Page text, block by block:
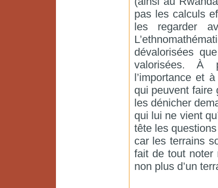
pas les calculs
les regarder
dévalorisées
valorisées. À
l’importance et
qui peuvent faire
les dénicher
qui lui ne vient
tête les
car les terrains
fait de tout noter
non plus d’un